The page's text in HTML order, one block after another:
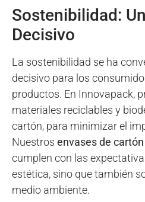
Sostenibilidad:
Decisivo
La sostenibilidad se ha
decisivo para los
productos. En Innovapack,
materiales reciclables y
cartón, para minimizar el
Nuestros envases de
cumplen con las
estética, sino que también
medio ambiente.